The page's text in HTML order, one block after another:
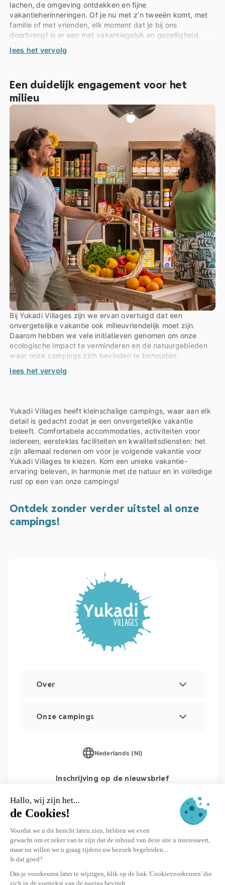
lachen, de omgeving ontdekken en fijne
vakantieherinneringen. Of je nu met z’n tweeën komt, met
familie of met vrienden, elk moment dat je bij ons
doorbrengt is er een met vakantiegeluk en gezelligheid.
een gerust hart en iedereen vertrekt met onvergetelijke
lees het vervolg
Een duidelijk engagement voor het
milieu
Bij Yukadi Villages zijn we ervan overtuigd dat een
onvergetelijke vakantie ook milieuvriendelijk moet zijn.
Daarom hebben we vele initiatieven genomen om onze
ecologische impact te verminderen en de natuurgebieden
waar onze campings zich bevinden te behouden.
verantwoord waterbeheer en bewustmaking van de
lees het vervolg
Yukadi Villages heeft kleinschalige campings, waar aan elk
detail is gedacht zodat je een onvergetelijke vakantie
beleeft. Comfortabele accommodaties, activiteiten voor
iedereen, eersteklas faciliteiten en kwaliteitsdiensten: het
zijn allemaal redenen om voor je volgende vakantie voor
Yukadi Villages te kiezen. Kom een unieke vakantie-
ervaring beleven, in harmonie met de natuur en in volledige
rust op een van onze campings!
Ontdek zonder verder uitstel al onze
campings!
Over
Overzicht van de website
Onze campings
Parc du Val de Loire
Le Moténo
Le Domaine de Drancourt
Le Logis
Nederlands (Nl)
Inschrijving op de nieuwsbrief
INSCHRIJVEN